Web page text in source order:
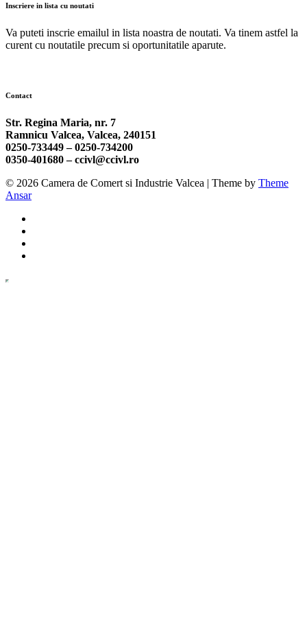
Inscriere in lista cu noutati
Va puteti inscrie emailul in lista noastra de noutati. Va tinem astfel la
curent cu noutatile precum si oportunitatile aparute.
Contact
Str. Regina Maria, nr. 7
Ramnicu Valcea, Valcea, 240151
0250-733449 –0250-734200
0350-401680 –ccivl@ccivl.ro
© 2026 Camera de Comert si Industrie Valcea | Theme by Theme
Ansar